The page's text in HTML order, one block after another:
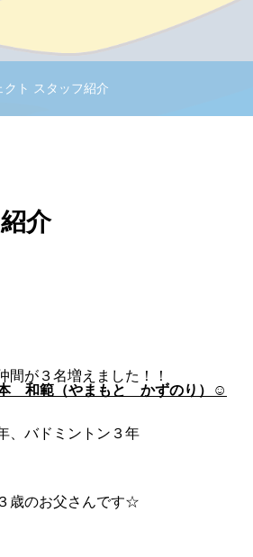
クト スタッフ紹介
介
間が３名増えました！！
和範（やまもと かずのり）☺
バドミントン３年
歳のお父さんです☆